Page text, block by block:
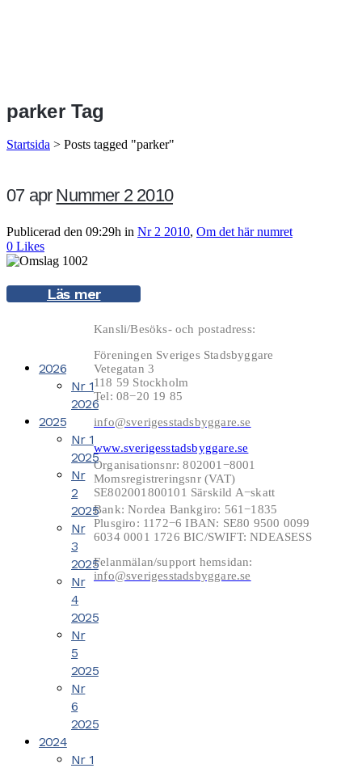
parker Tag
Startsida > Posts tagged "parker"
07 apr Nummer 2 2010
Publicerad den 09:29h in Nr 2 2010, Om det här numret
0 Likes
Läs mer
2026
Nr 1
2026
2025
Nr 1
2025
Nr
2
2025
Nr
3
2025
Nr
4
2025
Nr
5
2025
Nr
6
2025
2024
Nr 1
Kansli/Besöks- och postadress:
Föreningen Sveriges Stadsbyggare
Vetegatan 3
118 59 Stockholm
Tel: 08−20 19 85
info@sverigesstadsbyggare.se
www.sverigesstadsbyggare.se
Organisationsnr: 802001−8001
Momsregistreringsnr (VAT)
SE802001800101 Särskild A−skatt
Bank: Nordea Bankgiro: 561−1835
Plusgiro: 1172−6 IBAN: SE80 9500 0099
6034 0001 1726 BIC/SWIFT: NDEASESS
Felanmälan/support hemsidan:
info@sverigesstadsbyggare.se